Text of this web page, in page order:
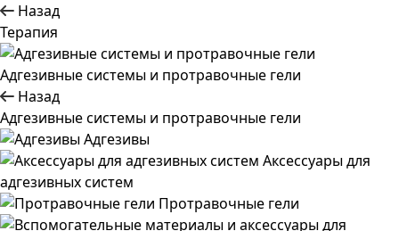
Назад
Терапия
Адгезивные системы и протравочные гели
Назад
Адгезивные системы и протравочные гели
Адгезивы
Аксессуары для
адгезивных систем
Протравочные гели